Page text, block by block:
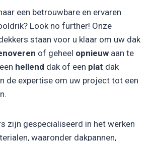
een betrouwbare en ervaren
Look no further! Onze
staan voor u klaar om uw dak
of geheel opnieuw aan te
hellend dak of een plat dak
de expertise om uw project tot een
zijn gespecialiseerd in het werken
waaronder dakpannen,